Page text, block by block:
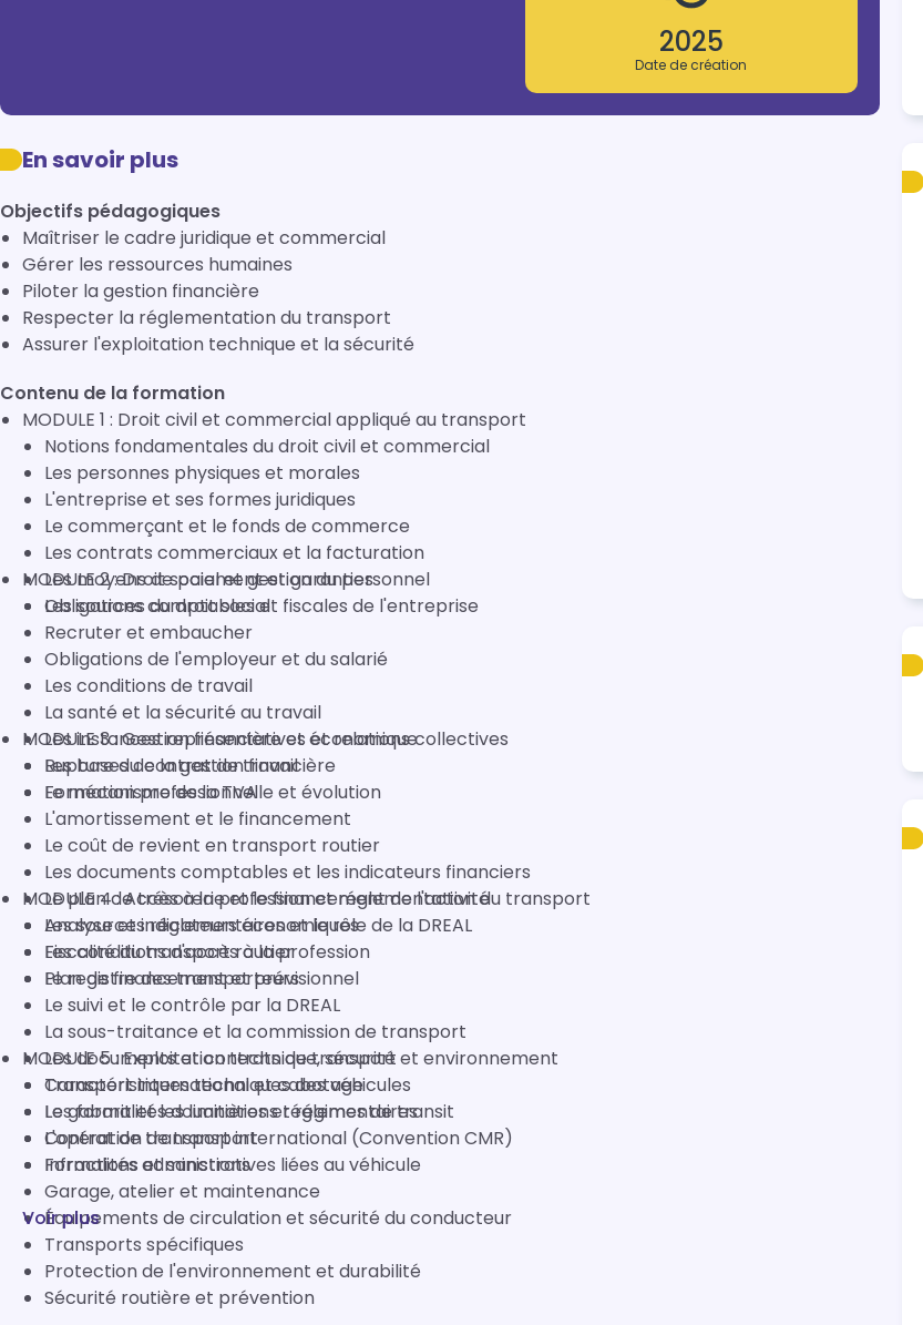
2025
Date de création
En savoir plus
Objectifs pédagogiques
Maîtriser le cadre juridique et commercial
Gérer les ressources humaines
Piloter la gestion financière
Respecter la réglementation du transport
Assurer l'exploitation technique et la sécurité
Contenu de la formation
MODULE 1 : Droit civil et commercial appliqué au transport
Notions fondamentales du droit civil et commercial
Les personnes physiques et morales
L'entreprise et ses formes juridiques
Le commerçant et le fonds de commerce
Les contrats commerciaux et la facturation
Les moyens de paiement et garanties
Obligations comptables et fiscales de l'entreprise
MODULE 2 : Droit social et gestion du personnel
Les sources du droit social
Recruter et embaucher
Obligations de l'employeur et du salarié
Les conditions de travail
La santé et la sécurité au travail
Les instances représentatives et relations collectives
Rupture du contrat de travail
Formation professionnelle et évolution
MODULE 3 : Gestion financière et économique
Les bases de la gestion financière
Le mécanisme de la TVA
L'amortissement et le financement
Le coût de revient en transport routier
Les documents comptables et les indicateurs financiers
Le plan de trésorerie et le financement de l'activité
Analyse et indicateurs économiques
Fiscalité du transport routier
Plan de financement et prévisionnel
MODULE 4 : Accès à la profession et réglementation du transport
Les sources réglementaires et le rôle de la DREAL
Les conditions d'accès à la profession
Le registre des transporteurs
Le suivi et le contrôle par la DREAL
La sous-traitance et la commission de transport
Les documents et contrats de transport
Transport international et cabotage
Les formalités douanières et régimes de transit
Contrat de transport international (Convention CMR)
Infractions et sanctions
MODULE 5 : Exploitation technique, sécurité et environnement
Caractéristiques techniques des véhicules
Le gabarit et les limitations réglementaires
L'opération de transport
Formalités administratives liées au véhicule
Garage, atelier et maintenance
Équipements de circulation et sécurité du conducteur
Transports spécifiques
Protection de l'environnement et durabilité
Sécurité routière et prévention
Voir plus